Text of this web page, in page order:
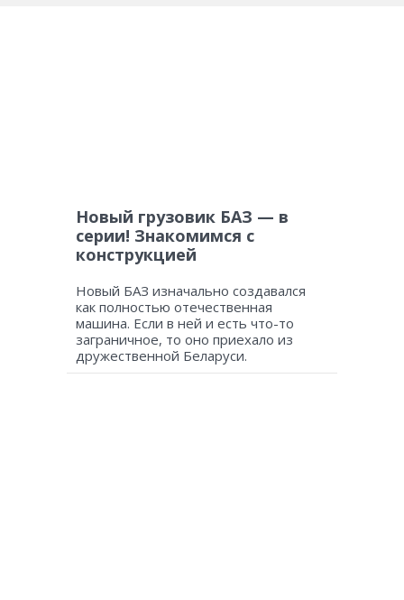
Новый грузовик БАЗ — в
серии! Знакомимся с
конструкцией
Новый БАЗ изначально создавался
как полностью отечественная
машина. Если в ней и есть что-то
заграничное, то оно приехало из
дружественной Беларуси.